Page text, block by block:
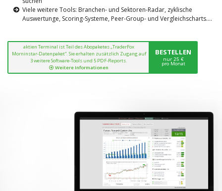
Viele weitere Tools: Branchen- und Sektoren-Radar, zyklische
Auswertunge, Scoring-Systeme, Peer-Group- und Vergleichscharts....
aktien Terminal ist Teil des Abopaketes „TraderFox
Morninstar-Datenpaket“. Sie erhalten zusätzlich Zugang auf
3 weitere Software-Tools und 5 PDF-Reports.
Weitere Informationen
BESTELLEN
nur 25 €
pro Monat